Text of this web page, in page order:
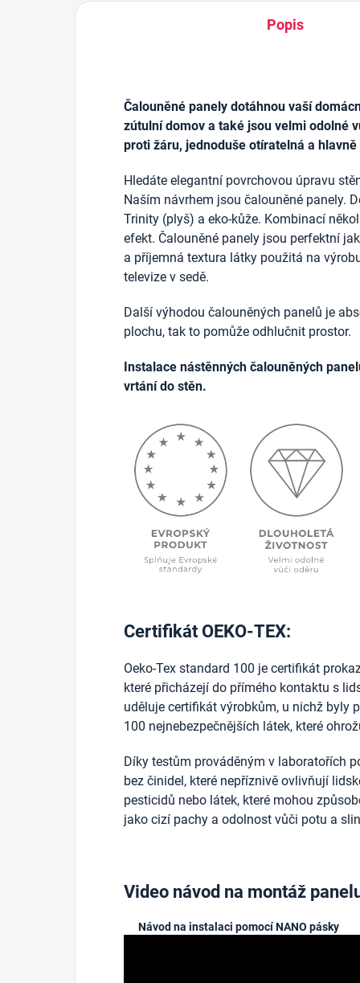
Popis
Čalouněné panely dotáhnou vaší
zútulní domov a také jsou velmi odolné
proti žáru, jednoduše otíratelná a
Hledáte elegantní povrchovou úpravu
Naším návrhem jsou čalouněné panely.
Trinity (plyš) a eko-kůže. Kombinací
efekt. Čalouněné panely jsou perfektní
a příjemná textura látky použitá na
televize v sedě.
Další výhodou čalouněných panelů je
plochu, tak to pomůže odhlučnit prostor.
Instalace nástěnných čalouněných
vrtání do stěn.
Certifikát OEKO-TEX:
Oeko-Tex standard 100 je certifikát
které přicházejí do přímého kontaktu s
uděluje certifikát výrobkům, u nichž byly
100 nejnebezpečnějších látek, které
Díky testům prováděným v laboratořích
bez činidel, které nepříznivě ovlivňují
pesticidů nebo látek, které mohou
jako cizí pachy a odolnost vůči potu a
Video návod na montáž
Návod na instalaci pomocí NANO pásky